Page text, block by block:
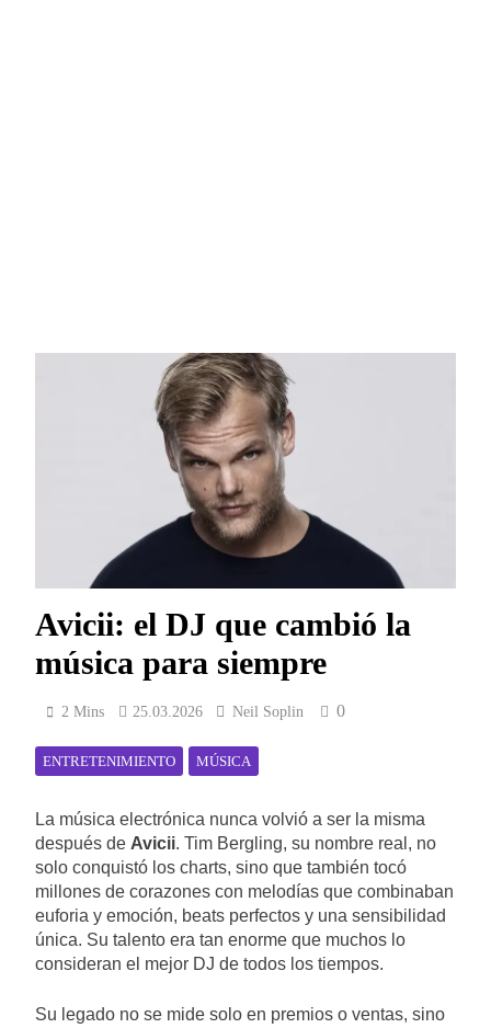
Avicii: el DJ que cambió la
música para siempre
2 Mins 25.03.2026 Neil Soplin 0
ENTRETENIMIENTO MÚSICA
La música electrónica nunca volvió a ser la misma
después de Avicii. Tim Bergling, su nombre real, no
solo conquistó los charts, sino que también tocó
millones de corazones con melodías que combinaban
euforia y emoción, beats perfectos y una sensibilidad
única. Su talento era tan enorme que muchos lo
consideran el mejor DJ de todos los tiempos.
Su legado no se mide solo en premios o ventas, sino